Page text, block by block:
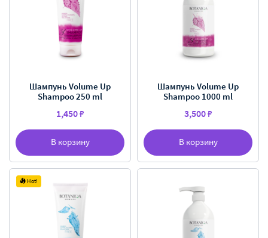
В корзину
Шампунь Volume Up
Shampoo 250 ml
1,450 ₽
В корзину
Шампунь Volume Up
Shampoo 1000 ml
3,500 ₽
Hot!